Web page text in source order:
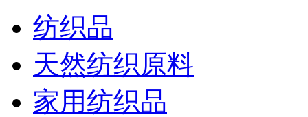
纺织品
天然纺织原料
家用纺织品